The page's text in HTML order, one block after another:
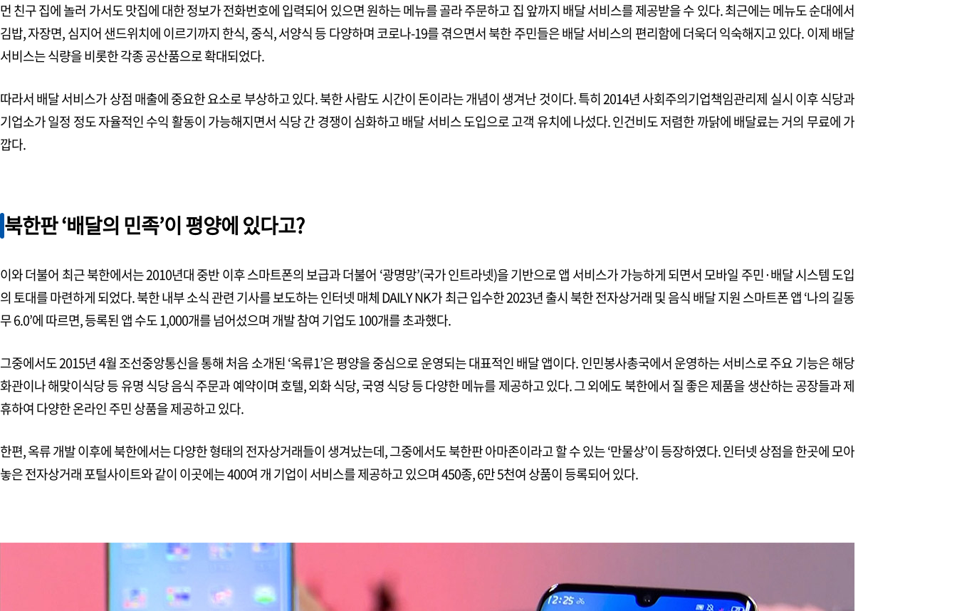
유럽·중동·아프리카지역회의 통일을 향한 별자리, 한민족 디아스포라의 동행
우리동네 협의회
평화통일로 나아가기 위해 지역민과 함께 만드는 디딤돌
평화를 꿈꾸는 사람들
경기도 연천군 횡산리 마을 반달 너머의 ‘통일 온달’을 꿈꾸다
뜨거웠던 독립운동과 민족을 아우른 일심(一心) 사상
진관사 태극기와 백초월 스님
희망의 발걸음
숟가락 작가의 남한 정착기
트렌드로 보는 북한
평화통일 명소
인천, 평화를 더(+)하다 인천통일플러스센터
‘월경(越境)’의 다큐 <수프와 이데올로기>
뉴스 & 소식
먼 친구 집에 놀러 가서도 맛집에 대한 정보가 전화번호에 입력되어 있으면 원하는 메뉴를 골라 주문하고 집 앞까지 배달 서비스를 제공받을 수 있다. 최근에는 메뉴도 순대에서
김밥, 자장면, 심지어 샌드위치에 이르기까지 한식, 중식, 서양식 등 다양하며 코로나-19를 겪으면서 북한 주민들은 배달 서비스의 편리함에 더욱더 익숙해지고 있다. 이제 배달
서비스는 식량을 비롯한 각종 공산품으로 확대되었다.
따라서 배달 서비스가 상점 매출에 중요한 요소로 부상하고 있다. 북한 사람도 시간이 돈이라는 개념이 생겨난 것이다. 특히 2014년 사회주의기업책임관리제 실시 이후 식당과
기업소가 일정 정도 자율적인 수익 활동이 가능해지면서 식당 간 경쟁이 심화하고 배달 서비스 도입으로 고객 유치에 나섰다. 인건비도 저렴한 까닭에 배달료는 거의 무료에 가
깝다.
북한판 ‘배달의 민족’이 평양에 있다고?
이와 더불어 최근 북한에서는 2010년대 중반 이후 스마트폰의 보급과 더불어 ‘광명망’(국가 인트라넷)을 기반으로 앱 서비스가 가능하게 되면서 모바일 주민·배달 시스템 도입
의 토대를 마련하게 되었다. 북한 내부 소식 관련 기사를 보도하는 인터넷 매체 DAILY NK가 최근 입수한 2023년 출시 북한 전자상거래 및 음식 배달 지원 스마트폰 앱 ‘나의 길동
무 6.0’에 따르면, 등록된 앱 수도 1,000개를 넘어섰으며 개발 참여 기업도 100개를 초과했다.
그중에서도 2015년 4월 조선중앙통신을 통해 처음 소개된 ‘옥류1’은 평양을 중심으로 운영되는 대표적인 배달 앱이다. 인민봉사총국에서 운영하는 서비스로 주요 기능은 해당
화관이나 해맞이식당 등 유명 식당 음식 주문과 예약이며 호텔, 외화 식당, 국영 식당 등 다양한 메뉴를 제공하고 있다. 그 외에도 북한에서 질 좋은 제품을 생산하는 공장들과 제
휴하여 다양한 온라인 주민 상품을 제공하고 있다.
한편, 옥류 개발 이후에 북한에서는 다양한 형태의 전자상거래들이 생겨났는데, 그중에서도 북한판 아마존이라고 할 수 있는 ‘만물상’이 등장하였다. 인터넷 상점을 한곳에 모아
놓은 전자상거래 포털사이트와 같이 이곳에는 400여 개 기업이 서비스를 제공하고 있으며 450종, 6만 5천여 상품이 등록되어 있다.